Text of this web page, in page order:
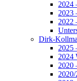
2024
2023
2022
Dirk-
2025
2024
2020